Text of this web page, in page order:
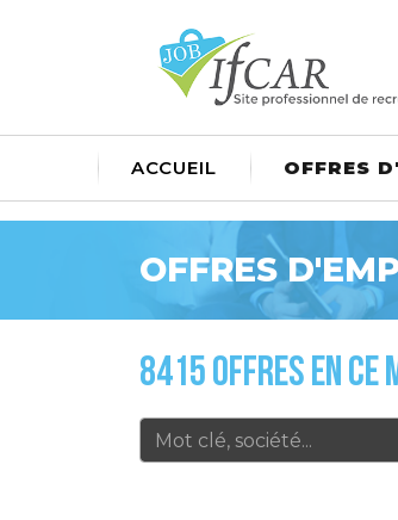
ACCUEIL OFFRES
OFFRES
8415 OFFRES EN CE